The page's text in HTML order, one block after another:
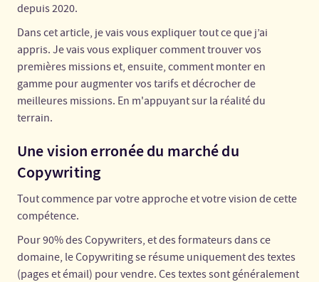
depuis 2020.
Dans cet article, je vais vous expliquer tout ce que j’ai
appris. Je vais vous expliquer comment trouver vos
premières missions et, ensuite, comment monter en
gamme pour augmenter vos tarifs et décrocher de
meilleures missions. En m'appuyant sur la réalité du
terrain.
Une vision erronée du marché du
Copywriting
Tout commence par votre approche et votre vision de cette
compétence.
Pour 90% des Copywriters, et des formateurs dans ce
domaine, le Copywriting se résume uniquement des textes
(pages et émail) pour vendre. Ces textes sont généralement